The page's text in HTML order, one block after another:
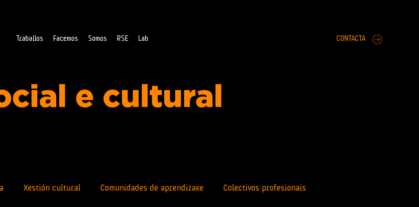
Traballos Facemos Somos RSE Lab CONTACTA
e cultural
Xestión cultural Comunidades de aprendizaxe Colectivos profesionais